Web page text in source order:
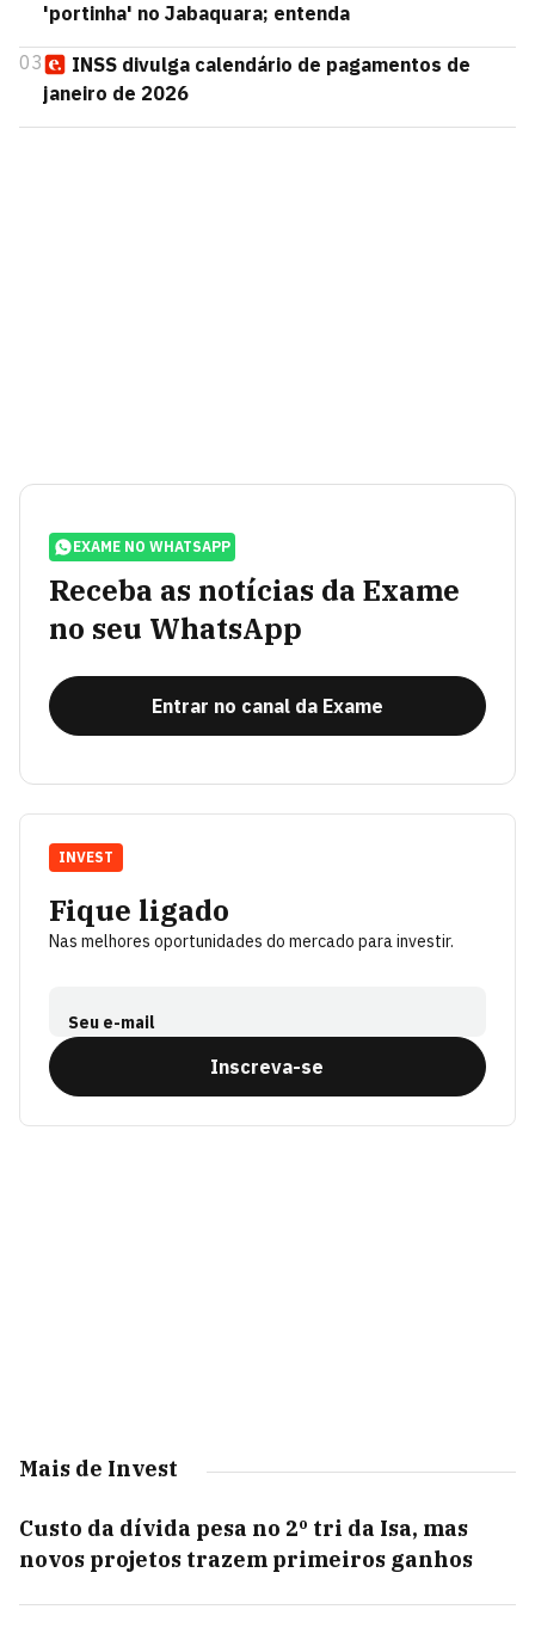
'portinha' no Jabaquara; entenda
03
INSS divulga calendário de pagamentos de
janeiro de 2026
EXAME NO WHATSAPP
Receba as notícias da Exame
no seu WhatsApp
Entrar no canal da Exame
Fique ligado
Nas melhores oportunidades do mercado para investir.
Seu e-mail
Inscreva-se
INVEST
Mais de Invest
Custo da dívida pesa no 2º tri da Isa, mas
novos projetos trazem primeiros ganhos